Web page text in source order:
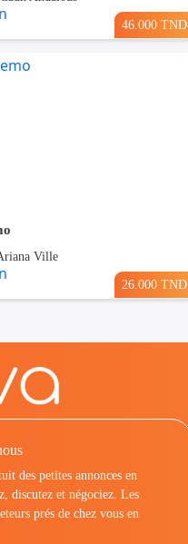
46.000 TND
Ville
26.000 TND
des petites annonces en
discutez et négociez. Les
prés de chez vous en